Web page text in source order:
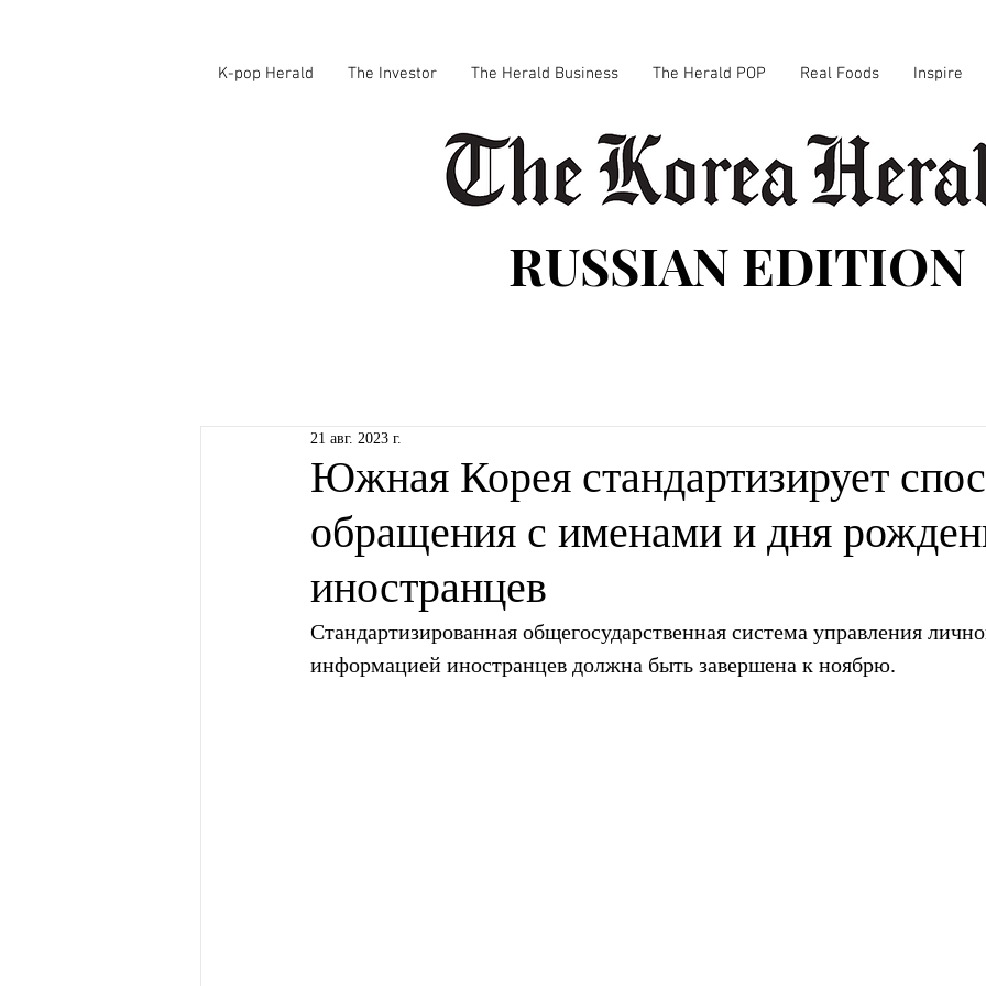
K-pop Herald The Investor The Herald Business The Herald POP Real Foods Inspire
RUSSIAN EDITION
Южная Корея стандартизирует
обращения с именами и дня
иностранцев
21 авг. 2023 г.
Стандартизированная общегосударственная система управления
информацией иностранцев должна быть завершена к ноябрю.